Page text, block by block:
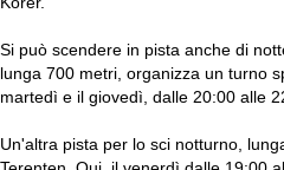
Si può scendere in pista anche di
lunga 700 metri, organizza un turno
martedì e il giovedì, dalle 20:00 alle
Un'altra pista per lo sci notturno,